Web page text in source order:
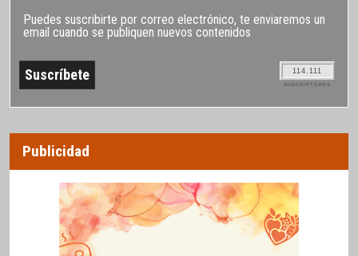
Puedes suscribirte por correo electrónico, te enviaremos un
email cuando se publiquen nuevos contenidos
114.111
SUSCRIPTORES
Publicidad